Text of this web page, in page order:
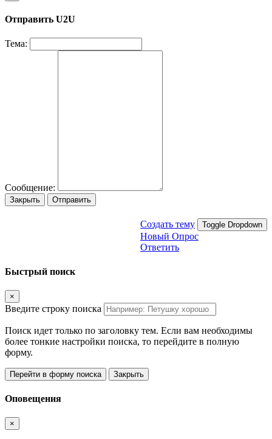
Отправить U2U
Тема:
Сообщение:
Закрыть Отправить
Создать тему Toggle Dropdown
Новый Опрос
Ответить
Быстрый поиск
×
Введите строку поиска
Поиск идет только по заголовку тем. Если вам необходимы
более тонкие настройки поиска, то перейдите в полную
форму.
Перейти в форму поиска Закрыть
Оповещения
×